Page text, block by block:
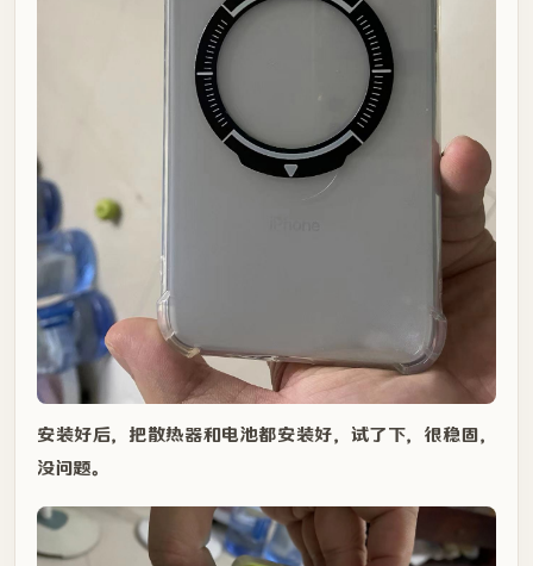
安装好后，把散热器和电池都安装好，试了下，很稳固，
没问题。